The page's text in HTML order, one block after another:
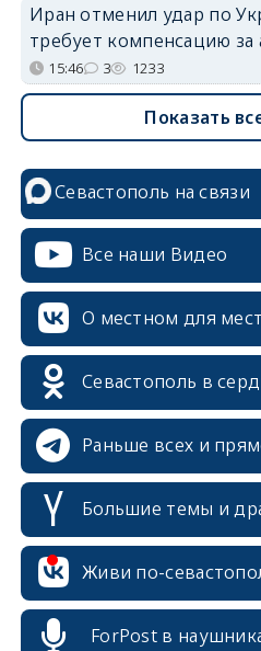
Иран отменил удар по
требует компенсацию за
15:46 3 1233
Показать
Севастополь на связи
Все наши Видео
О местном для
Севастополь в
Раньше всех и
Большие темы и
Живи по-
ForPost в